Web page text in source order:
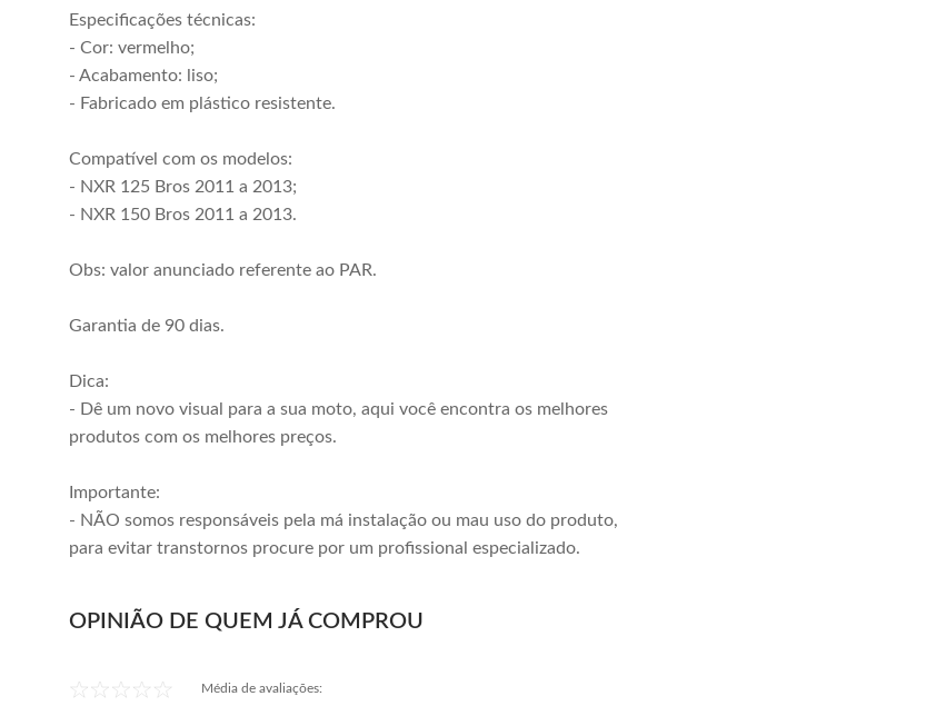
Especificações técnicas:
- Cor: vermelho;
- Acabamento: liso;
- Fabricado em plástico resistente.
Compatível com os modelos:
- NXR 125 Bros 2011 a 2013;
- NXR 150 Bros 2011 a 2013.
Obs: valor anunciado referente ao PAR.
Garantia de 90 dias.
Dica:
- Dê um novo visual para a sua moto, aqui você encontra os melhores
produtos com os melhores preços.
Importante:
- NÃO somos responsáveis pela má instalação ou mau uso do produto,
para evitar transtornos procure por um profissional especializado.
OPINIÃO DE QUEM JÁ COMPROU
Média de avaliações: